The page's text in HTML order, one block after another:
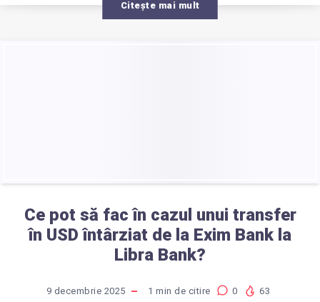
Citește mai mult
Ce pot să fac în cazul unui transfer
în USD întârziat de la Exim Bank la
Libra Bank?
9 decembrie 2025 1 min de citire 0 63